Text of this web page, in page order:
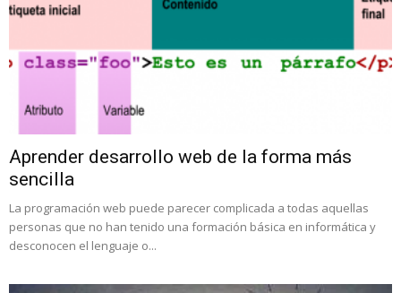
Aprender desarrollo web de la forma más
sencilla
La programación web puede parecer complicada a todas aquellas
personas que no han tenido una formación básica en informática y
desconocen el lenguaje o...